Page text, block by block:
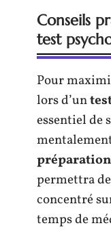
Conseils
test
Pour
lors d’un
essentiel de
permettra
concentré
temps de